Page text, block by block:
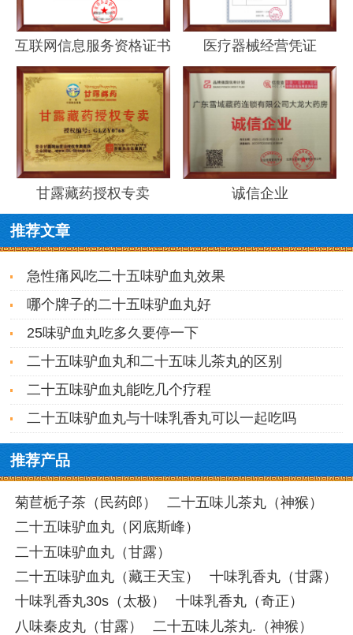
互联网信息服务资格证书 医疗器械经营凭证
甘露藏药授权专卖 诚信企业
推荐文章
急性痛风吃二十五味驴血丸效果
哪个牌子的二十五味驴血丸好
25味驴血丸吃多久要停一下
二十五味驴血丸和二十五味儿茶丸的区别
二十五味驴血丸能吃几个疗程
二十五味驴血丸与十味乳香丸可以一起吃吗
推荐产品
菊苣栀子茶（民药郎）
二十五味儿茶丸（神猴）
二十五味驴血丸（冈底斯峰）
二十五味驴血丸（甘露）
二十五味驴血丸（藏王天宝）
十味乳香丸（甘露）
十味乳香丸30s（太极）
十味乳香丸（奇正）
八味秦皮丸（甘露）
二十五味儿茶丸.（神猴）